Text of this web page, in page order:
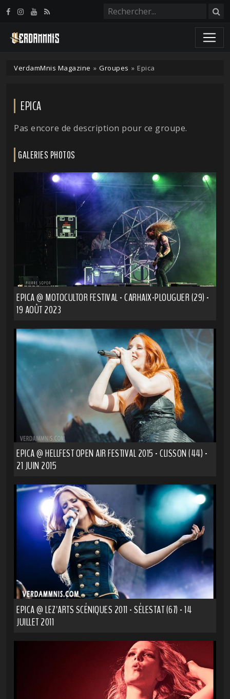
VerdamMnis Magazine » Groupes » Epica
EPICA
Pas encore de description pour ce groupe.
GALERIES PHOTOS
EPICA @ MOTOCULTOR FESTIVAL - CARHAIX-PLOUGUER (29) -
19 AOÛT 2023
EPICA @ HELLFEST OPEN AIR FESTIVAL 2015 - CLISSON (44) -
21 JUIN 2015
EPICA @ LEZ'ARTS SCÉNIQUES 2011 - SÉLESTAT (67) - 14
JUILLET 2011
Panneau de gestion des cookies